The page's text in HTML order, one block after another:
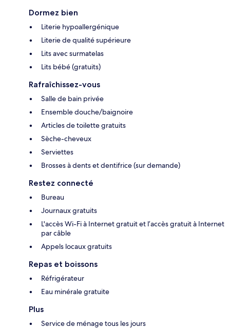
Dormez bien
Literie hypoallergénique
Literie de qualité supérieure
Lits avec surmatelas
Lits bébé (gratuits)
Rafraîchissez-vous
Salle de bain privée
Ensemble douche/baignoire
Articles de toilette gratuits
Sèche-cheveux
Serviettes
Brosses à dents et dentifrice (sur demande)
Restez connecté
Bureau
Journaux gratuits
L'accès Wi-Fi à Internet gratuit et l’accès gratuit à Internet
par câble
Appels locaux gratuits
Repas et boissons
Réfrigérateur
Eau minérale gratuite
Plus
Service de ménage tous les jours